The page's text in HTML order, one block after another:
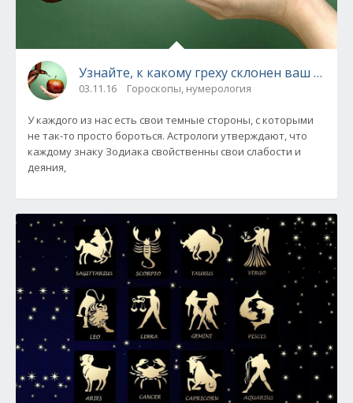
Узнайте, к какому греху склонен ваш знак
03.11.16 Гороскопы, нумерология
У каждого из нас есть свои темные стороны, с которыми
не так-то просто бороться. Астрологи утверждают, что
каждому знаку Зодиака свойственны свои слабости и
деяния,